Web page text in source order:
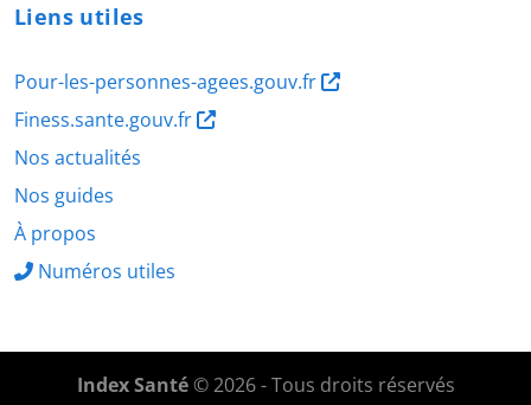
Liens utiles
Pour-les-personnes-agees.gouv.fr
Finess.sante.gouv.fr
Nos actualités
Nos guides
À propos
Numéros utiles
Index Santé© 2026 - Tous droits réservés